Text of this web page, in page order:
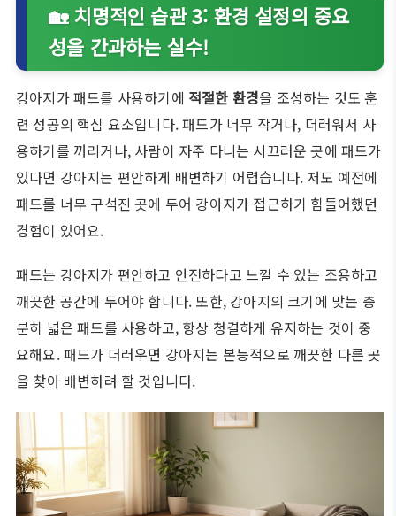
🏡 치명적인 습관 3: 환경 설정의 중요
성을 간과하는 실수!
강아지가 패드를 사용하기에 적절한 환경을 조성하는 것도 훈
련 성공의 핵심 요소입니다. 패드가 너무 작거나, 더러워서 사
용하기를 꺼리거나, 사람이 자주 다니는 시끄러운 곳에 패드가
있다면 강아지는 편안하게 배변하기 어렵습니다. 저도 예전에
패드를 너무 구석진 곳에 두어 강아지가 접근하기 힘들어했던
경험이 있어요.
패드는 강아지가 편안하고 안전하다고 느낄 수 있는 조용하고
깨끗한 공간에 두어야 합니다. 또한, 강아지의 크기에 맞는 충
분히 넓은 패드를 사용하고, 항상 청결하게 유지하는 것이 중
요해요. 패드가 더러우면 강아지는 본능적으로 깨끗한 다른 곳
을 찾아 배변하려 할 것입니다.